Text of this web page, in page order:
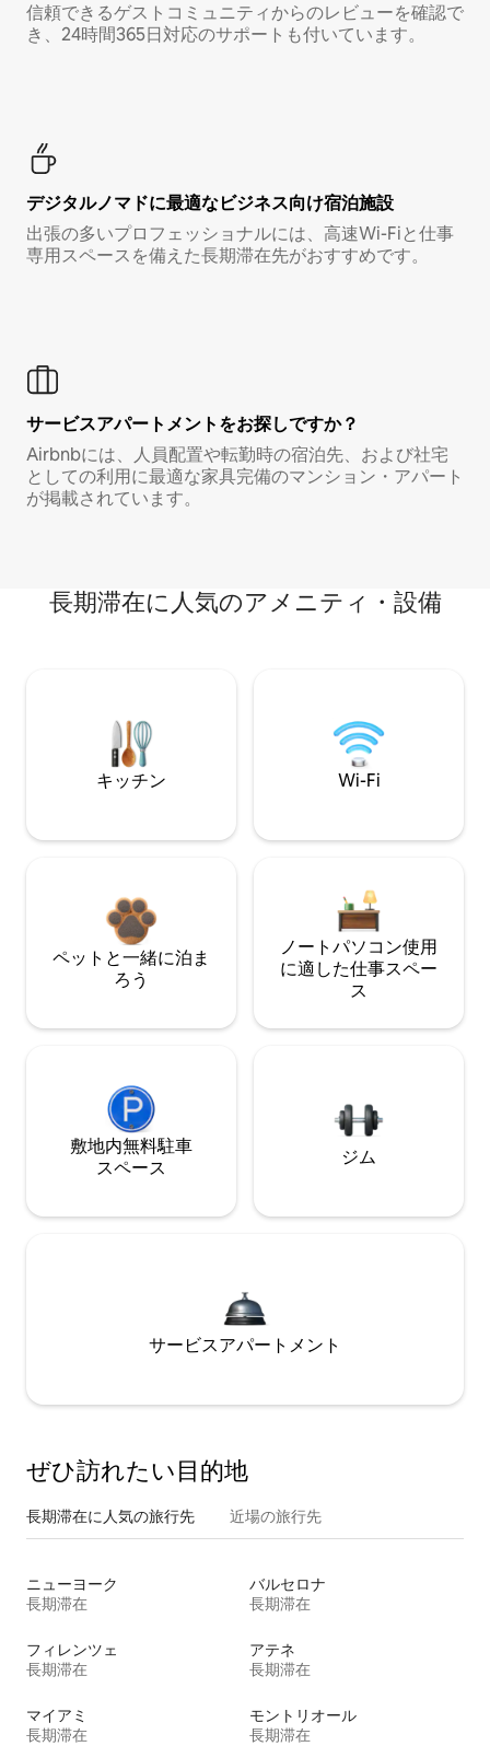
信頼できるゲストコミュニティからのレビューを確認で
き、24時間365日対応のサポートも付いています。
デジタルノマド⁠に最⁠適⁠なビ⁠ジ⁠ネ⁠ス⁠向⁠け宿⁠泊⁠施⁠設
出張の多いプロフェッショナルには、高速Wi-Fiと仕事
専用スペースを備えた長期滞在先がおすすめです。
サービスアパートメントをお探しですか？
Airbnbには、人員配置や転勤時の宿泊先、および社宅
としての利用に最適な家具完備のマンション・アパート
が掲載されています。
長期滞在に人気のアメニティ・設備
キッチン Wi-Fi
ペットと一緒に泊ま
ろう
ノートパソコン使用
に適した仕事スペー
ス
敷地内無料駐⁠車
ス⁠ペ⁠ー⁠ス
ジム
サービスアパートメント
ぜひ訪⁠れ⁠た⁠い目⁠的⁠地
長期滞在に人気の旅行先 近場の旅行先
ニューヨーク
長期滞在
バルセロナ
長期滞在
フィレンツェ
長期滞在
アテネ
長期滞在
マイアミ
長期滞在
モントリオール
長期滞在